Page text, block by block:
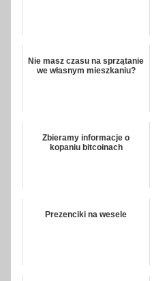
Nie masz czasu na sprzątanie
we własnym mieszkaniu?
Zbieramy informacje o
kopaniu bitcoinach
Prezenciki na wesele